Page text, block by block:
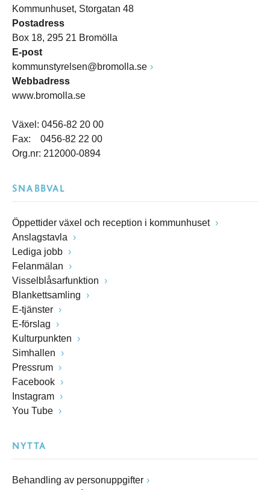
Kommunhuset, Storgatan 48
Postadress
Box 18, 295 21 Bromölla
E-post
kommunstyrelsen@bromolla.se
Webbadress
www.bromolla.se
Växel: 0456-82 20 00
Fax: 0456-82 22 00
Org.nr: 212000-0894
SNABBVAL
Öppettider växel och reception i kommunhuset
Anslagstavla
Lediga jobb
Felanmälan
Visselblåsarfunktion
Blankettsamling
E-tjänster
E-förslag
Kulturpunkten
Simhallen
Pressrum
Facebook
Instagram
You Tube
NYTTA
Behandling av personuppgifter